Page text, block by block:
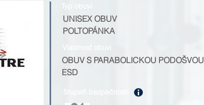
UNISEX OBUV
POLTOPÁNKA
OBUV S PARABOLICKOU PODOŠVOU
ESD